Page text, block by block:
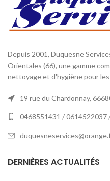
Depuis 2001, Duquesne
Orientales (66), une gamme
nettoyage et d'hygiène pour
19 rue du Chardonnay,
0468551431 / 0614522037
DERNIÈRES ACTUALITÉS